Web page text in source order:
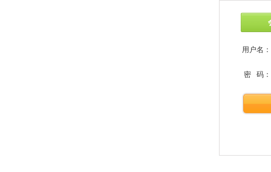
用户名：
密 码：